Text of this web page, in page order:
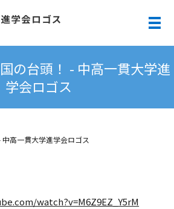
メ
の台頭！ - 中高一貫大学進
学会ロゴス
高一貫大学進学会ロゴス
watch?v=M6Z9EZ_Y5rM